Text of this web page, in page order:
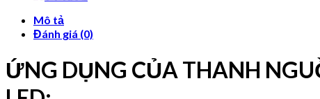
30A
CÓ
LED
số
Mô tả
Đánh giá (0)
ỨNG DỤNG CỦA THANH